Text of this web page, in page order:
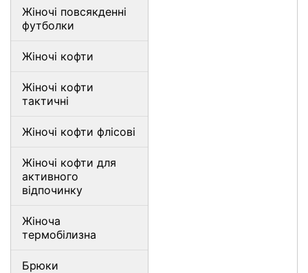
Жіночі повсякденні
футболки
Жіночі кофти
Жіночі кофти
тактичні
Жіночі кофти флісові
Жіночі кофти для
активного
відпочинку
Жіноча
термобілизна
Брюки